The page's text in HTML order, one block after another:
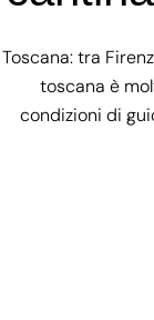
Toscana: tra
toscana è
condizioni di